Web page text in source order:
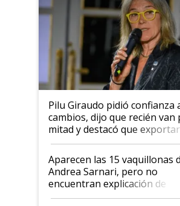
Pilu Giraudo pidió confianza
cambios, dijo que recién van
mitad y destacó que exportar
ser "para unos pocos":
mandato muy claro del
nacional"
Aparecen las 15 vaquillonas
Andrea Sarnari, pero no
encuentran explicación de
cómo llegaron allí